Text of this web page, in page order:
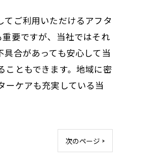
ご利用いただけるアフタ
要ですが、当社ではそれ
合があっても安心して当
こともできます。地域に密
ーケアも充実している当
次のページ >